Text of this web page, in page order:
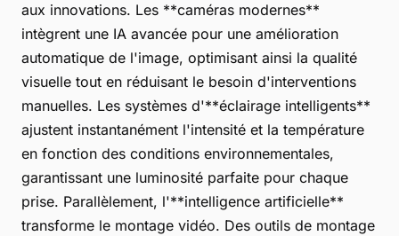
aux innovations. Les **caméras modernes**
intègrent une IA avancée pour une amélioration
automatique de l'image, optimisant ainsi la qualité
visuelle tout en réduisant le besoin d'interventions
manuelles. Les systèmes d'**éclairage intelligents**
ajustent instantanément l'intensité et la température
en fonction des conditions environnementales,
garantissant une luminosité parfaite pour chaque
prise. Parallèlement, l'**intelligence artificielle**
transforme le montage vidéo. Des outils de montage